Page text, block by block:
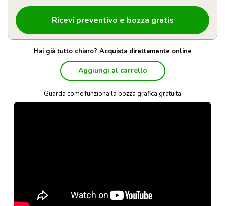
Hai già tutto chiaro? Acquista direttamente online
Aggiungi al carrello
Guarda come funziona la bozza grafica gratuita